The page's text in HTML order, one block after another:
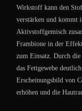
Wirkstoff kann den
verstärken und kommt
Aktivstoffgemisch
Frambione in der
zum Einsatz. Durch die
das Fettgewebe
Erscheinungsbild von
erhöhen und die